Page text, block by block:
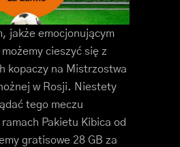
jakże emocjonującym
cieszyć się z
kopaczy na Mistrzostwa
w Rosji. Niestety
tego meczu
Pakietu Kibica od
gratisowe 28 GB za